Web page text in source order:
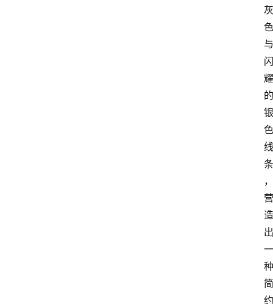
灰
色
与
闪
耀
的
银
色
线
条
，
营
造
出
一
种
简
约